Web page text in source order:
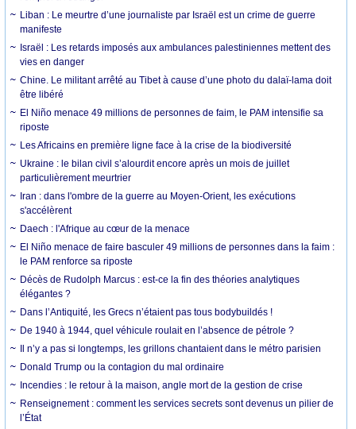
Liban : Le meurtre d’une journaliste par Israël est un crime de guerre
manifeste
Israël : Les retards imposés aux ambulances palestiniennes mettent des
vies en danger
Chine. Le militant arrêté au Tibet à cause d’une photo du dalaï-lama doit
être libéré
El Niño menace 49 millions de personnes de faim, le PAM intensifie sa
riposte
Les Africains en première ligne face à la crise de la biodiversité
Ukraine : le bilan civil s’alourdit encore après un mois de juillet
particulièrement meurtrier
Iran : dans l'ombre de la guerre au Moyen-Orient, les exécutions
s'accélèrent
Daech : l'Afrique au cœur de la menace
El Niño menace de faire basculer 49 millions de personnes dans la faim :
le PAM renforce sa riposte
Décès de Rudolph Marcus : est-ce la fin des théories analytiques
élégantes ?
Dans l’Antiquité, les Grecs n’étaient pas tous bodybuildés !
De 1940 à 1944, quel véhicule roulait en l’absence de pétrole ?
Il n’y a pas si longtemps, les grillons chantaient dans le métro parisien
Donald Trump ou la contagion du mal ordinaire
Incendies : le retour à la maison, angle mort de la gestion de crise
Renseignement : comment les services secrets sont devenus un pilier de
l’État